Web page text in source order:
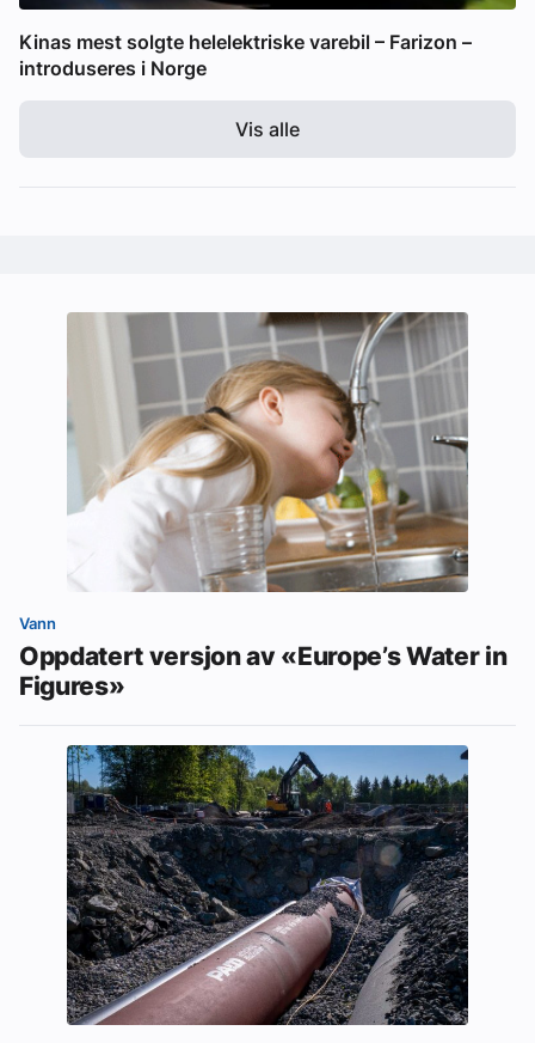
Kinas mest solgte helelektriske varebil – Farizon –
introduseres i Norge
Vis alle
Vann
Oppdatert versjon av «Europe’s Water in
Figures»